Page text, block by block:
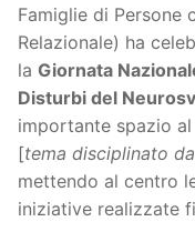
Famiglie di Persone
Relazionale) ha
la Giornata
Disturbi del
importante spazio al
[tema disciplinato
mettendo al centro
iniziative realizzate